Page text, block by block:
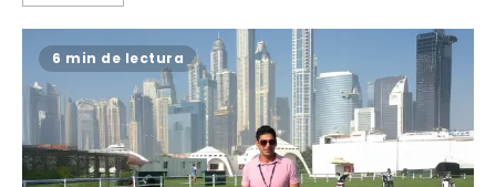
6 min de lectura